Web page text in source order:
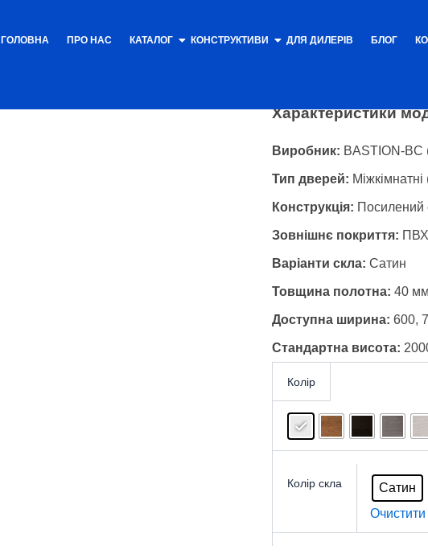
ГОЛОВНА ПРО НАС КАТАЛОГ КОНСТРУКТИВИ ДЛЯ ДИЛЕРІВ БЛОГ
Каталог/Полотна/
Характеристики
Виробник: BASTION-BC
Тип дверей: Міжкімнатні
Конструкція: Посилений
Зовнішнє покриття: ПВХ
Варіанти скла: Сатин
Товщина полотна: 40 мм
Доступна ширина: 600,
Стандартна висота:
Колір
Колір скла
Сатин
Очистити